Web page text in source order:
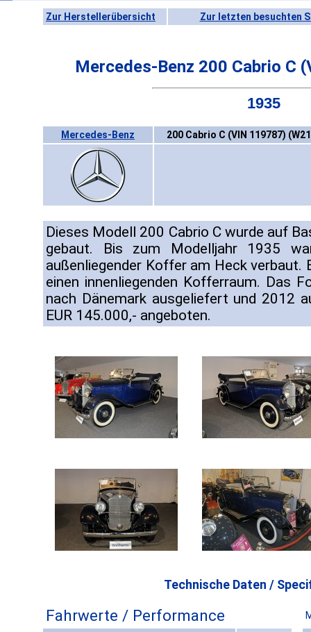
Zur Herstellerübersicht Zur letzten besuchten
Mercedes-Benz 200 Cabrio C
1935
Mercedes-Benz 200 Cabrio C (VIN 119787)
Dieses Modell 200 Cabrio C wurde auf
gebaut. Bis zum Modelljahr 1935
außenliegender Koffer am Heck verbaut.
einen innenliegenden Kofferraum. Das
nach Dänemark ausgeliefert und 2012
EUR 145.000,- angeboten.
Technische Daten /
Fahrwerte / Performance